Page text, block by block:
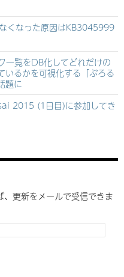
くなった原因はKB3045999
覧をDB化してどれだけの
いるかを可視化する「ぶろる
題に
2015 (1日目)に参加してき
更新をメールで受信できま